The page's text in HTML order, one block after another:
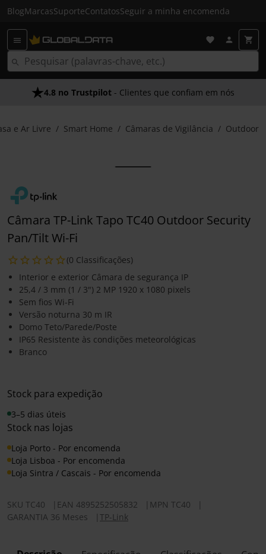
BlogMarcasSuporteContatosSeguir a minha encomenda
4.8 no Trustpilot - Clientes que confiam em nós
e Ar Livre Smart Home Câmaras de Vigilância Outdoor
Câmara TP-Link Tapo TC40 Outdoor Security
Pan/Tilt Wi-Fi
(0 Classificações)
Interior e exterior Câmara de segurança IP
25,4 / 3 mm (1 / 3") 2 MP 1920 x 1080 pixels
Sem fios Wi-Fi
Versão noturna 30 m IR
Domo Teto/Parede/Poste
IP65 Resistente às condições meteorológicas
Branco
Stock para expedição
3–5 dias úteis
Stock nas lojas
Loja Porto - Por encomenda
Loja Lisboa - Por encomenda
Loja Sintra / Cascais - Por encomenda
SKU TC40 EAN 4895252505832 MPN TC40
GARANTIA 36 Meses
TP-Link